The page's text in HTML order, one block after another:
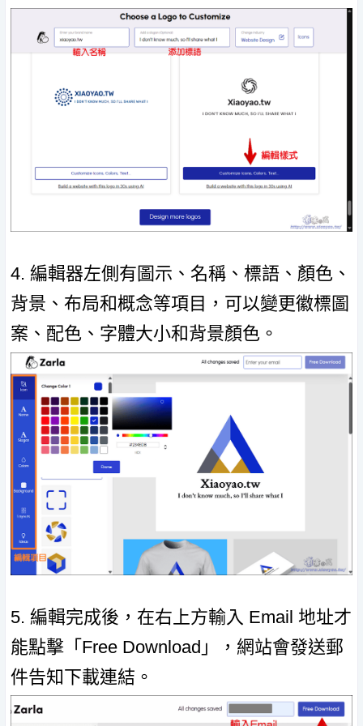
4. 編輯器左側有圖示、名稱、標語、顏色、
背景、布局和概念等項目，可以變更徽標圖
案、配色、字體大小和背景顏色。
5. 編輯完成後，在右上方輸入 Email 地址才
能點擊「Free Download」，網站會發送郵
件告知下載連結。